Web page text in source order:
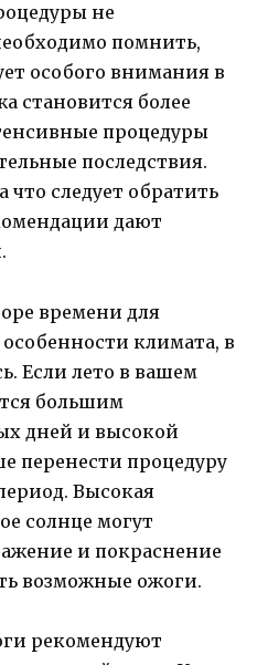
не
помнить,
особого внимания в
становится более
процедуры
последствия.
что следует обратить
дают
времени для
климата, в
Если лето в вашем
большим
дней и высокой
перенести процедуру
Высокая
солнце могут
и покраснение
возможные ожоги.
рекомендуют